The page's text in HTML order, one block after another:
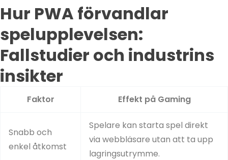
Hur PWA förvandlar
spelupplevelsen:
Fallstudier och industrins
insikter
Faktor Effekt på Gaming
Snabb och
enkel åtkomst
Spelare kan starta spel direkt
via webbläsare utan att ta upp
lagringsutrymme.